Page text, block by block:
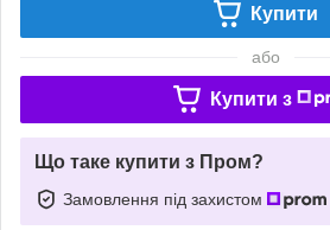
Купити
або
Купити з
Що таке купити з Пром?
Замовлення під захистом